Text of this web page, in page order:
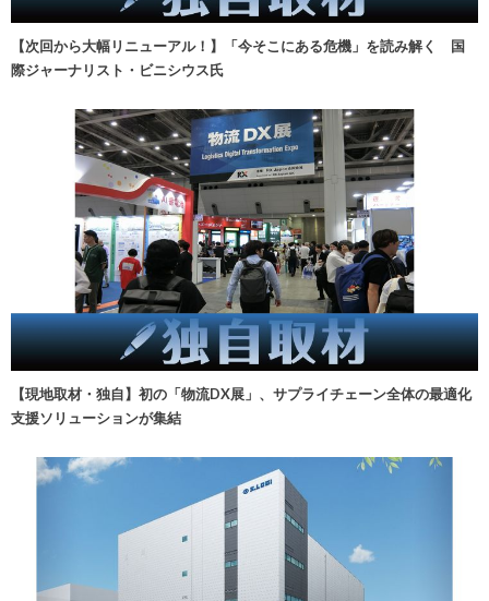
【次回から大幅リニューアル！】「今そこにある危機」を読み解く 国
際ジャーナリスト・ビニシウス氏
【現地取材・独自】初の「物流DX展」、サプライチェーン全体の最適化
支援ソリューションが集結